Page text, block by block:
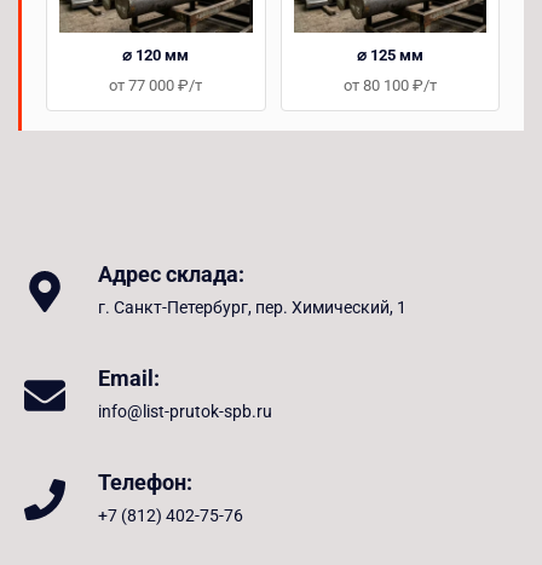
⌀ 120 мм
от 77 000 ₽/т
⌀ 125 мм
от 80 100 ₽/т
Адрес склада:
г. Санкт-Петербург, пер. Химический, 1
Email:
info@list-prutok-spb.ru
Телефон:
+7 (812) 402-75-76